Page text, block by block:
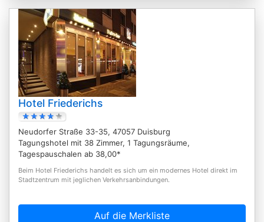
Hotel Friederichs
Neudorfer Straße 33-35, 47057 Duisburg
Tagungshotel mit 38 Zimmer, 1 Tagungsräume,
Tagespauschalen ab 38,00*
Beim Hotel Friederichs handelt es sich um ein modernes Hotel direkt im
Stadtzentrum mit jeglichen Verkehrsanbindungen.
Auf die Merkliste